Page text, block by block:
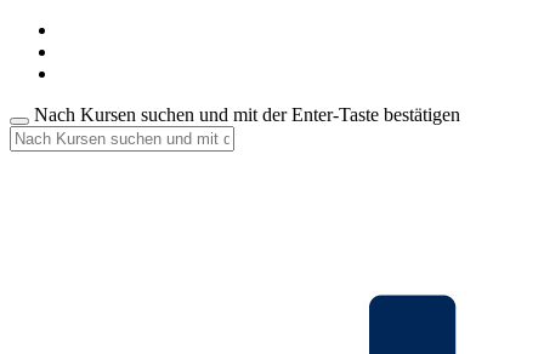
Nach Kursen suchen und mit der Enter-Taste bestätigen